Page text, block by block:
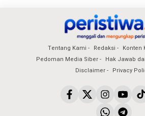
Tentang Kami Redaksi
Konten
Pedoman Media Siber
Hak Jawab
Disclaimer
Privacy